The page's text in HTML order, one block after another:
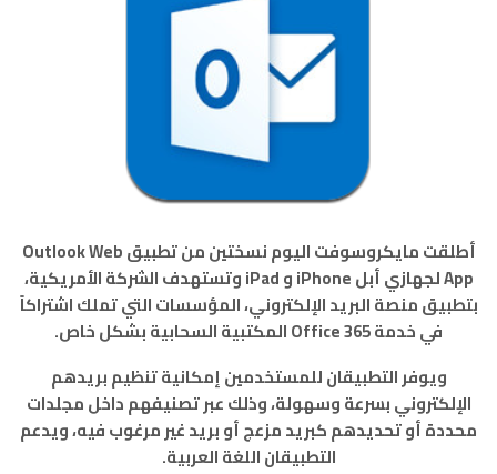
أطلقت مايكروسوفت اليوم نسختين من تطبيق Outlook Web
App لجهازي أبل iPhone و iPad وتستهدف الشركة الأمريكية،
بتطبيق منصة البريد الإلكتروني، المؤسسات التي تملك اشتراكاً
في خدمة Office 365 المكتبية السحابية بشكل خاص.
ويوفر التطبيقان للمستخدمين إمكانية تنظيم بريدهم
الإلكتروني بسرعة وسهولة، وذلك عبر تصنيفهم داخل مجلدات
محددة أو تحديدهم كبريد مزعج أو بريد غير مرغوب فيه، ويدعم
التطبيقان اللغة العربية.